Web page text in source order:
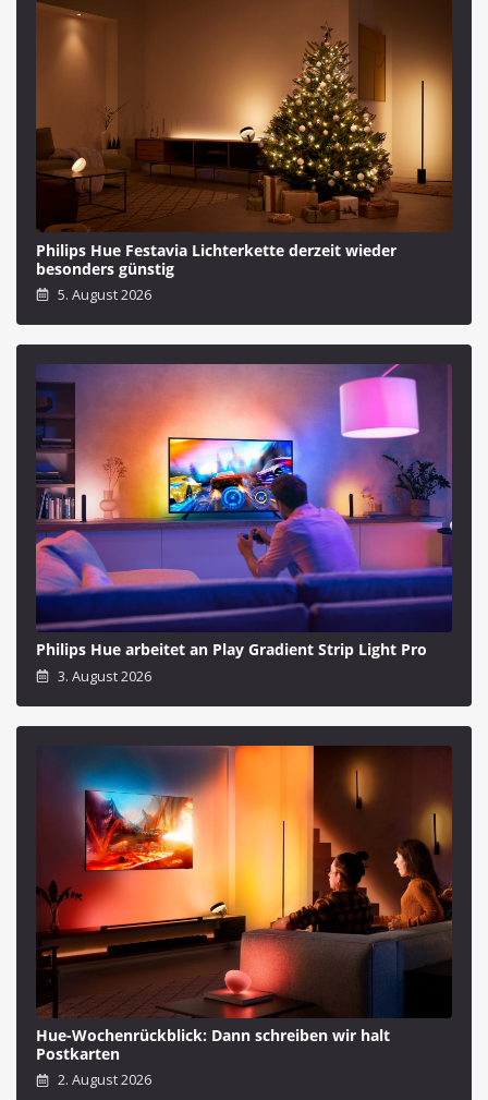
Philips Hue Festavia Lichterkette derzeit wieder
besonders günstig
5. August 2026
Philips Hue arbeitet an Play Gradient Strip Light Pro
3. August 2026
Hue-Wochenrückblick: Dann schreiben wir halt
Postkarten
2. August 2026